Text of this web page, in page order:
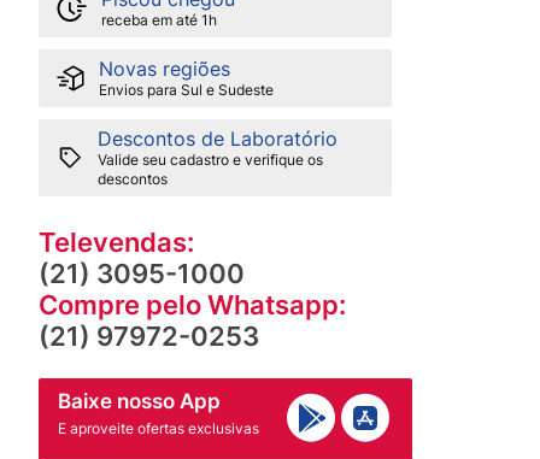
receba em até 1h
Novas regiões
Envios para Sul e Sudeste
Descontos de Laboratório
Valide seu cadastro e verifique os
descontos
Televendas:
(21) 3095-1000
Compre pelo Whatsapp:
(21) 97972-0253
Baixe nosso App
E aproveite ofertas exclusivas